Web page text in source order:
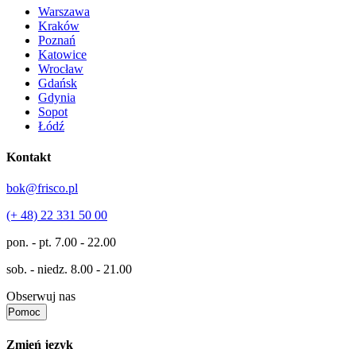
Warszawa
Kraków
Poznań
Katowice
Wrocław
Gdańsk
Gdynia
Sopot
Łódź
Kontakt
bok@frisco.pl
(+ 48) 22 331 50 00
pon. - pt. 7.00 - 22.00
sob. - niedz. 8.00 - 21.00
Obserwuj nas
Pomoc
Zmień język